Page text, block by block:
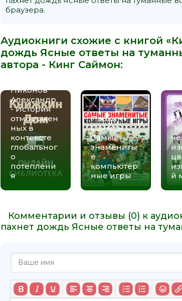
браузера.
Аудиокниги схожие с книгой
дождь Ясные ответы на
автора - Кинг Саймон:
Никонов
Александр
- История
отморожен
ных в
контексте
глобальног
о
потеплени
я
Паркин
Саймон -
Самые
знамениты
е
компьютер
ные игры
.
й
Комментарии и отзывы (0) к
пахнет дождь Ясные ответы на